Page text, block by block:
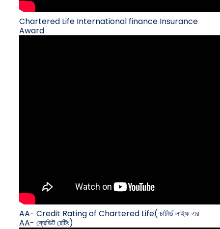
Chartered Life International finance Insurance
Award
AA- Credit Rating of Chartered Life( চার্টার্ড লাইফ এর
AA- ক্রেডিট রেটিং)